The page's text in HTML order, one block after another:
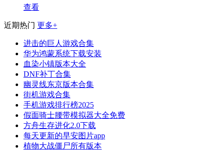
查看
近期热门 更多+
进击的巨人游戏合集
华为鸿蒙系统下载安装
血染小镇版本大全
DNF补丁合集
幽灵线东京版本合集
街机游戏合集
手机游戏排行榜2025
假面骑士腰带模拟器大全免费
方舟生存进化2.0下载
每天更新的早安图片app
植物大战僵尸所有版本